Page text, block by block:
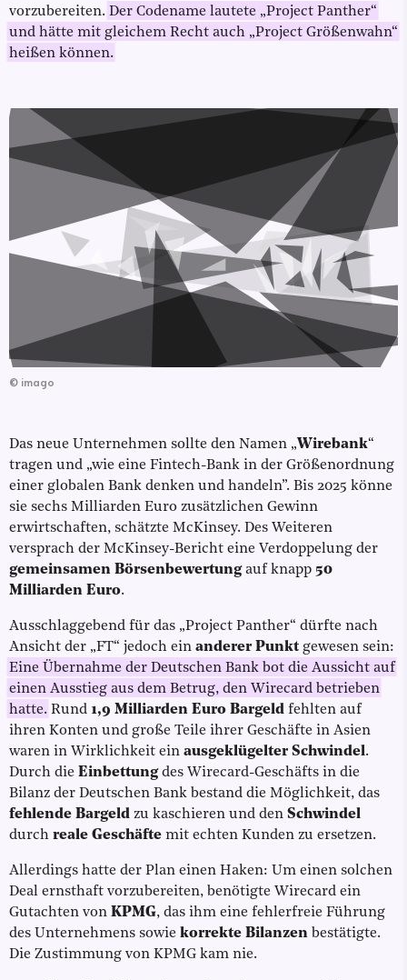
vorzubereiten. Der Codename lautete „Project Panther“
und hätte mit gleichem Recht auch „Project Größenwahn“
heißen können.
© imago
Das neue Unternehmen sollte den Namen „Wirebank“
tragen und „wie eine Fintech-Bank in der Größenordnung
einer globalen Bank denken und handeln”. Bis 2025 könne
sie sechs Milliarden Euro zusätzlichen Gewinn
erwirtschaften, schätzte McKinsey. Des Weiteren
versprach der McKinsey-Bericht eine Verdoppelung der
gemeinsamen Börsenbewertungauf knapp 50
Milliarden Euro.
Ausschlaggebend für das „Project Panther“ dürfte nach
Ansicht der „FT“ jedoch ein anderer Punkt gewesen sein:
Eine Übernahme der Deutschen Bank bot die Aussicht auf
einen Ausstieg aus dem Betrug, den Wirecard betrieben
hatte. Rund 1,9 Milliarden Euro Bargeld fehlten auf
ihren Konten und große Teile ihrer Geschäfte in Asien
waren in Wirklichkeit ein ausgeklügelter Schwindel.
Durch die Einbettungdes Wirecard-Geschäfts in die
Bilanz der Deutschen Bank bestand die Möglichkeit, das
fehlende Bargeld zu kaschieren und den Schwindel
durch reale Geschäfte mit echten Kunden zu ersetzen.
Allerdings hatte der Plan einen Haken: Um einen solchen
Deal ernsthaft vorzubereiten, benötigte Wirecard ein
Gutachten von KPMG, das ihm eine fehlerfreie Führung
des Unternehmens sowie korrekte Bilanzen bestätigte.
Die Zustimmung von KPMG kam nie.